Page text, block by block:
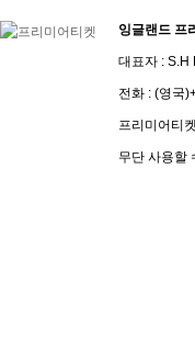
잉글랜드 프
대표자 : S.H
전화 : (영국
프리미어티
무단 사용할